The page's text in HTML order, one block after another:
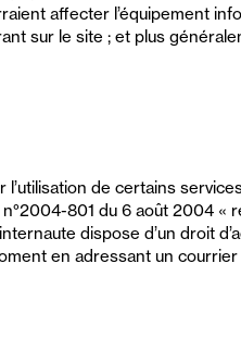
affecter l’équipement
sur le site ; et plus
de certains
801 du 6 août 2004 «
dispose d’un droit
en adressant un courrier